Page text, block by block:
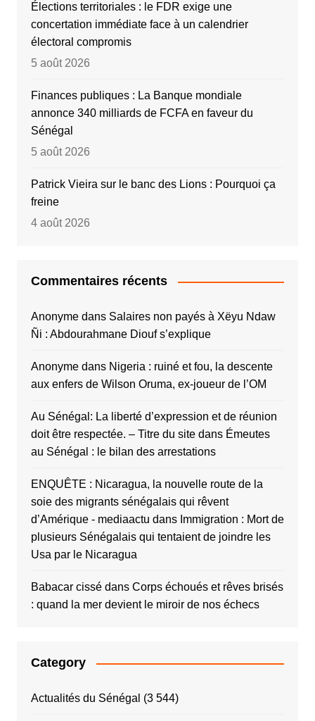
Élections territoriales : le FDR exige une
concertation immédiate face à un calendrier
électoral compromis
5 août 2026
Finances publiques : La Banque mondiale
annonce 340 milliards de FCFA en faveur du
Sénégal
5 août 2026
Patrick Vieira sur le banc des Lions : Pourquoi ça
freine
4 août 2026
Commentaires récents
Anonymedans Salaires non payés à Xëyu Ndaw
Ñi : Abdourahmane Diouf s’explique
Anonymedans Nigeria : ruiné et fou, la descente
aux enfers de Wilson Oruma, ex-joueur de l’OM
Au Sénégal: La liberté d’expression et de réunion
doit être respectée. – Titre du sitedans Émeutes
au Sénégal : le bilan des arrestations
ENQUÊTE : Nicaragua, la nouvelle route de la
soie des migrants sénégalais qui rêvent
d’Amérique - mediaactu dans Immigration : Mort de
plusieurs Sénégalais qui tentaient de joindre les
Usa par le Nicaragua
Babacar cissédans Corps échoués et rêves brisés
: quand la mer devient le miroir de nos échecs
Category
Actualités du Sénégal (3 544)